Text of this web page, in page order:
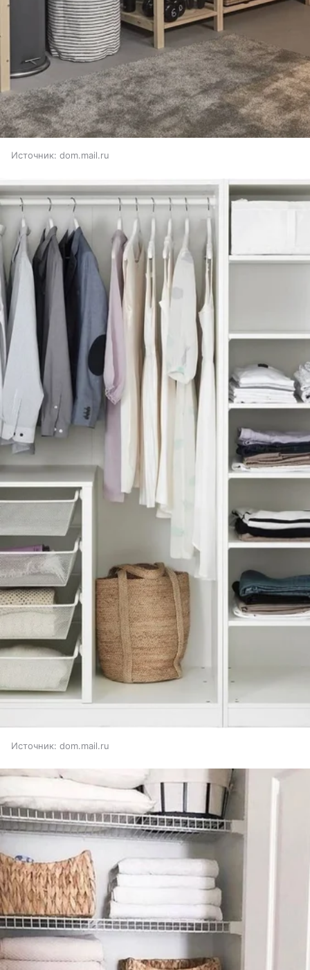
Источник: dom.mail.ru
Источник: dom.mail.ru